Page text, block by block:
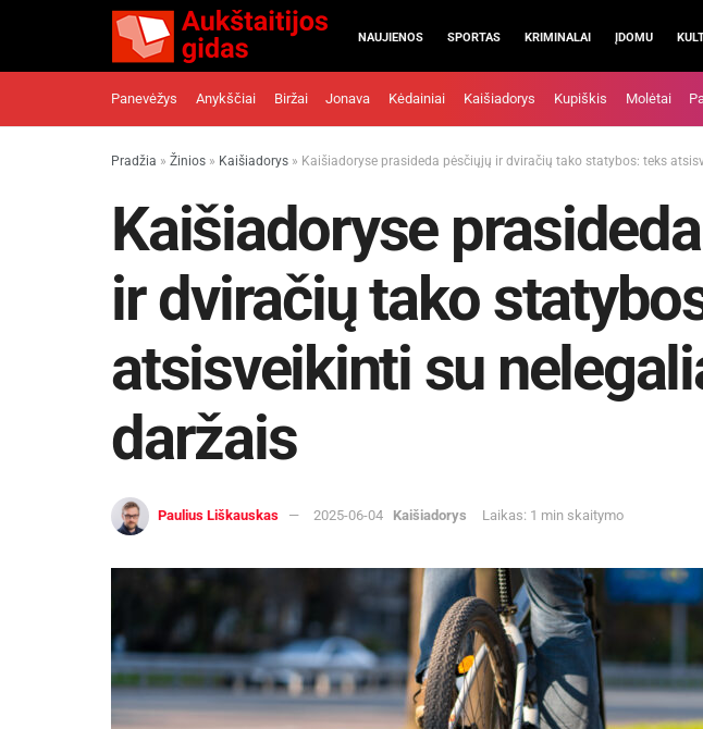
NAUJIENOS SPORTAS KRIMINALAI ĮDOMU
Panevėžys Anykščiai Biržai Jonava Kėdainiai Kaišiadorys Kupiškis Molėtai
Pradžia » Žinios » Kaišiadorys » Kaišiadoryse prasideda pėsčiųjų ir dviračių tako statybos: teks
Kaišiadoryse
ir dviračių tako
atsisveikinti su
daržais
Paulius Liškauskas 2025-06-04 Kaišiadorys Laikas: 1 min skaitymo